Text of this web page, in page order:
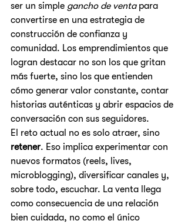
ser un simple gancho de venta para
convertirse en una estrategia de
construcción de confianza y
comunidad. Los emprendimientos que
logran destacar no son los que gritan
más fuerte, sino los que entienden
cómo generar valor constante, contar
historias auténticas y abrir espacios de
conversación con sus seguidores.
El reto actual no es solo atraer, sino
retener. Eso implica experimentar con
nuevos formatos (reels, lives,
microblogging), diversificar canales y,
sobre todo, escuchar. La venta llega
como consecuencia de una relación
bien cuidada, no como el único